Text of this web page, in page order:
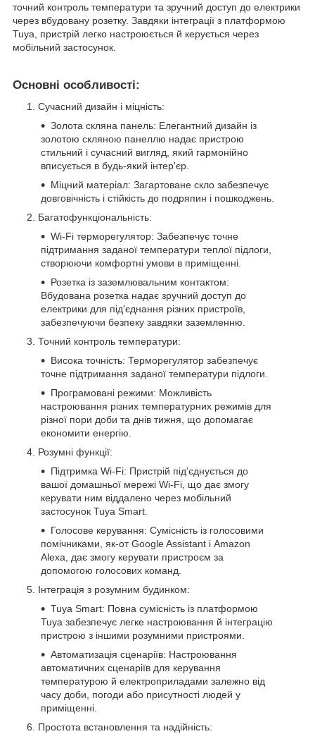
точний контроль температури та зручний доступ до електрики
через вбудовану розетку. Завдяки інтеграції з платформою
Tuya, пристрій легко настроюється й керується через
мобільний застосунок.
Основні особливості:
Сучасний дизайн і міцність:
Золота скляна панель: Елегантний дизайн із
золотою скляною панеллю надає пристрою
стильний і сучасний вигляд, який гармонійно
вписується в будь-який інтер'єр.
Міцний матеріал: Загартоване скло забезпечує
довговічність і стійкість до подряпин і пошкоджень.
Багатофункціональність:
Wi-Fi терморегулятор: Забезпечує точне
підтримання заданої температури теплої підлоги,
створюючи комфортні умови в приміщенні.
Розетка із заземлювальним контактом:
Вбудована розетка надає зручний доступ до
електрики для під'єднання різних пристроїв,
забезпечуючи безпеку завдяки заземленню.
Точний контроль температури:
Висока точність: Терморегулятор забезпечує
точне підтримання заданої температури підлоги.
Програмовані режими: Можливість
настроювання різних температурних режимів для
різної пори доби та днів тижня, що допомагає
економити енергію.
Розумні функції:
Підтримка Wi-Fi: Пристрій під'єднується до
вашої домашньої мережі Wi-Fi, що дає змогу
керувати ним віддалено через мобільний
застосунок Tuya Smart.
Голосове керування: Сумісність із голосовими
помічниками, як-от Google Assistant і Amazon
Alexa, дає змогу керувати пристроєм за
допомогою голосових команд.
Інтеграція з розумним будинком:
Tuya Smart: Повна сумісність із платформою
Tuya забезпечує легке настроювання й інтеграцію
пристрою з іншими розумними пристроями.
Автоматизація сценаріїв: Настроювання
автоматичних сценаріїв для керування
температурою й електроприладами залежно від
часу доби, погоди або присутності людей у
приміщенні.
Простота встановлення та надійність: